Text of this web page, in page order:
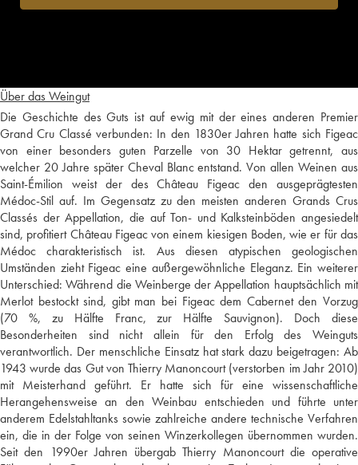
Über das Weingut
Die Geschichte des Guts ist auf ewig mit der eines anderen Premier
Grand Cru Classé verbunden: In den 1830er Jahren hatte sich Figeac
von einer besonders guten Parzelle von 30 Hektar getrennt, aus
welcher 20 Jahre später Cheval Blanc entstand. Von allen Weinen aus
Saint-Émilion weist der des Château Figeac den ausgeprägtesten
Médoc-Stil auf. Im Gegensatz zu den meisten anderen Grands Crus
Classés der Appellation, die auf Ton- und Kalksteinböden angesiedelt
sind, profitiert Château Figeac von einem kiesigen Boden, wie er für das
Médoc charakteristisch ist. Aus diesen atypischen geologischen
Umständen zieht Figeac eine außergewöhnliche Eleganz. Ein weiterer
Unterschied: Während die Weinberge der Appellation hauptsächlich mit
Merlot bestockt sind, gibt man bei Figeac dem Cabernet den Vorzug
(70 %, zu Hälfte Franc, zur Hälfte Sauvignon). Doch diese
Besonderheiten sind nicht allein für den Erfolg des Weinguts
verantwortlich. Der menschliche Einsatz hat stark dazu beigetragen: Ab
1943 wurde das Gut von Thierry Manoncourt (verstorben im Jahr 2010)
mit Meisterhand geführt. Er hatte sich für eine wissenschaftliche
Herangehensweise an den Weinbau entschieden und führte unter
anderem Edelstahltanks sowie zahlreiche andere technische Verfahren
ein, die in der Folge von seinen Winzerkollegen übernommen wurden.
Seit den 1990er Jahren übergab Thierry Manoncourt die operative